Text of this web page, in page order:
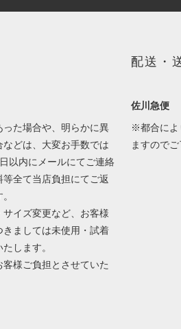
た場合や、明らかに異
どは、大変お手数では
以内にメールにてご連絡
全て当店負担にてご返
イズ変更など、お客様
ましては未使用・試着
します。
様ご負担とさせていた
配送・
佐川急便
※都合によ
ますので